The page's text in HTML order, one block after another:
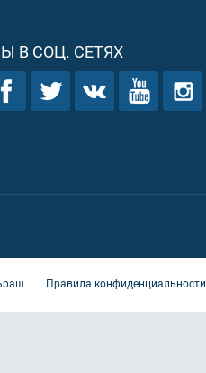
В СОЦ. СЕТЯХ
Правила конфиденциальности